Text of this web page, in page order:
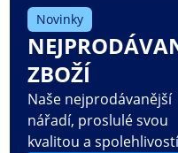
Novinky
ZBOŽÍ
Naše nejprodávanější
nářadí, proslulé svou
kvalitou a